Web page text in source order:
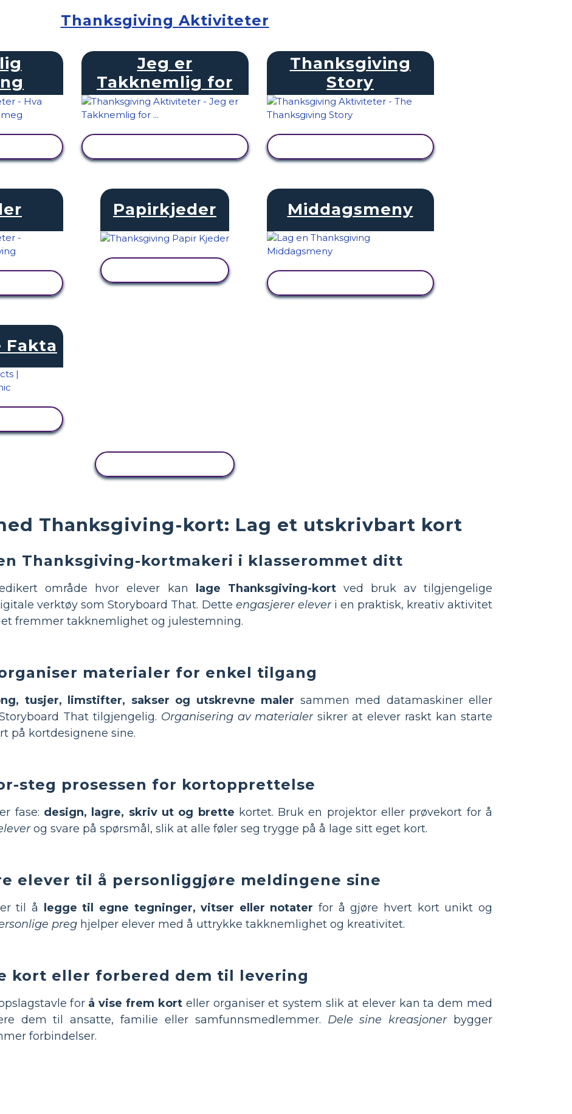
Thanksgiving-kort: Lag et utskrivbart kort
Thanksgiving-kortmakeri i klasserommet ditt
område hvor elever kan lage Thanksgiving-kortved bruk av tilgjengelige
verktøy som Storyboard That. Dette engasjerer eleveri en praktisk, kreativ aktivitet
fremmer takknemlighet og julestemning.
materialer for enkel tilgang
tusjer, limstifter, sakser og utskrevne maler sammen med datamaskiner eller
That tilgjengelig. Organisering av materialersikrer at elever raskt kan starte
på kortdesignene sine.
steg prosessen for kortopprettelse
fase: design, lagre, skriv ut og brette kortet. Bruk en projektor eller prøvekort for å
og svare på spørsmål, slik at alle føler seg trygge på å lage sitt eget kort.
elever til å personliggjøre meldingene sine
til å legge til egne tegninger, vitser eller notater for å gjøre hvert kort unikt og
preg hjelper elever med å uttrykke takknemlighet og kreativitet.
kort eller forbered dem til levering
for å vise frem korteller organiser et system slik at elever kan ta dem med
dem til ansatte, familie eller samfunnsmedlemmer. Dele sine kreasjonerbygger
forbindelser.
Thanksgiving Aktiviteter
Jeg er
Takknemlig for
Thanksgiving
Story
Papirkjeder Middagsmeny
Fakta